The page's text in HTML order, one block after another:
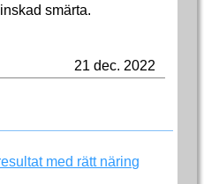
smärta.
21 dec. 2022
med rätt näring